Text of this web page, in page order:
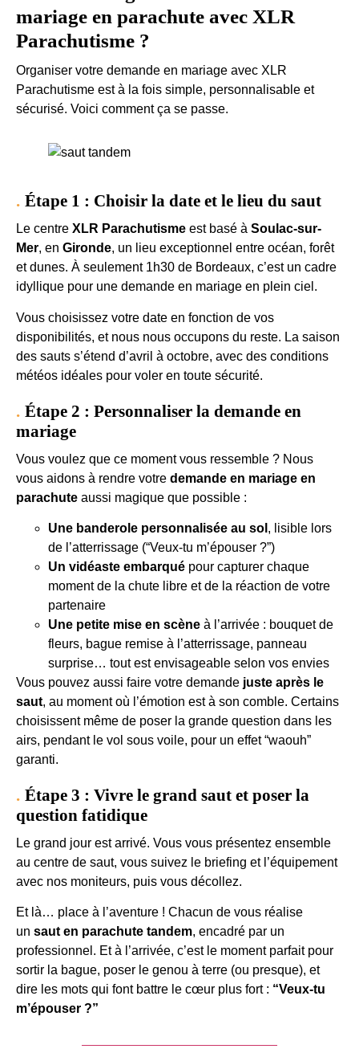
mariage en parachute avec XLR
Parachutisme ?
Organiser votre demande en mariage avec XLR
Parachutisme est à la fois simple, personnalisable et
sécurisé. Voici comment ça se passe.
Étape 1 : Choisir la date et le lieu du saut
Le centre XLR Parachutisme est basé à Soulac-sur-
Mer, en Gironde, un lieu exceptionnel entre océan, forêt
et dunes. À seulement 1h30 de Bordeaux, c’est un cadre
idyllique pour une demande en mariage en plein ciel.
Vous choisissez votre date en fonction de vos
disponibilités, et nous nous occupons du reste. La saison
des sauts s’étend d’avril à octobre, avec des conditions
météos idéales pour voler en toute sécurité.
Étape 2 : Personnaliser la demande en
mariage
Vous voulez que ce moment vous ressemble ? Nous
vous aidons à rendre votre demande en mariage en
parachute aussi magique que possible :
Une banderole personnalisée au sol , lisible lors
de l’atterrissage (“Veux-tu m’épouser ?”)
Un vidéaste embarqué pour capturer chaque
moment de la chute libre et de la réaction de votre
partenaire
Une petite mise en scène à l’arrivée : bouquet de
fleurs, bague remise à l’atterrissage, panneau
surprise… tout est envisageable selon vos envies
Vous pouvez aussi faire votre demande juste après le
saut, au moment où l’émotion est à son comble. Certains
choisissent même de poser la grande question dans les
airs, pendant le vol sous voile, pour un effet “waouh”
garanti.
Étape 3 : Vivre le grand saut et poser la
question fatidique
Le grand jour est arrivé. Vous vous présentez ensemble
au centre de saut, vous suivez le briefing et l’équipement
avec nos moniteurs, puis vous décollez.
Et là… place à l’aventure ! Chacun de vous réalise
un saut en parachute tandem, encadré par un
professionnel. Et à l’arrivée, c’est le moment parfait pour
sortir la bague, poser le genou à terre (ou presque), et
dire les mots qui font battre le cœur plus fort : “Veux-tu
m’épouser ?”